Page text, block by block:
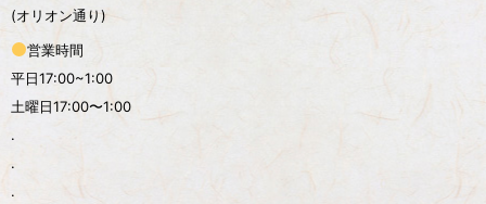
(オリオン通り)
営業時間
平日17:00~1:00
土曜日17:00〜1:00
.
.
.